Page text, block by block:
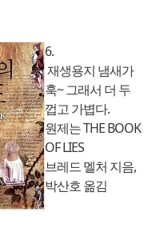
6.
재생용지 냄새가
훅~ 그래서 더 두
껍고 가볍다.
원제는 THE BOOK
OF LIES
브레드 멜처 지음,
박산호 옮김